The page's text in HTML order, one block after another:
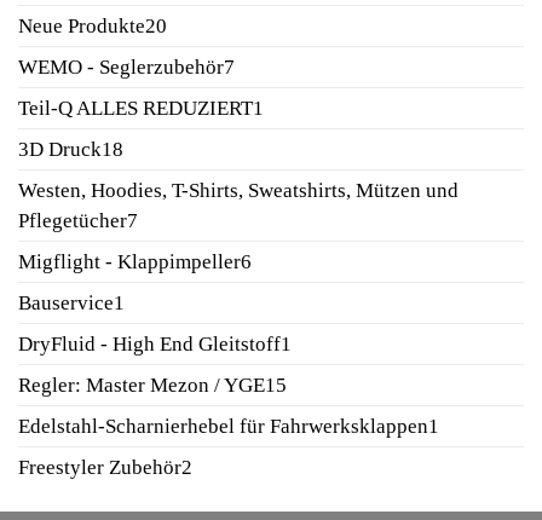
Produkte
Neue Produkte20
Produkte
WEMO - Seglerzubehör7
Teil-Q ALLES REDUZIERT1
3D Druck18
Produkte
Westen, Hoodies, T-Shirts, Sweatshirts, Mützen und
Pflegetücher7
Produkte
Migflight - Klappimpeller6
Bauservice1
Produkt
DryFluid - High End Gleitstoff1
Regler: Master Mezon / YGE15
Produkte
Edelstahl-Scharnierhebel für Fahrwerksklappen1
Freestyler Zubehör2